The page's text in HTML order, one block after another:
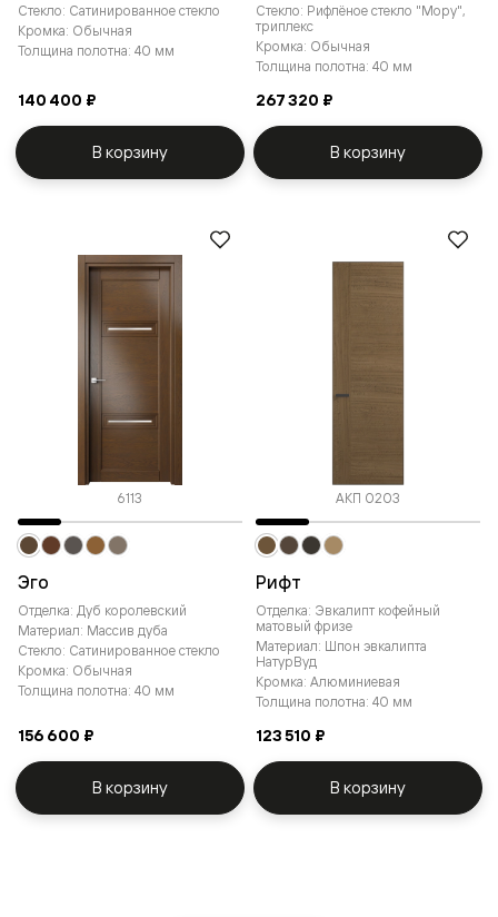
Стекло: Сатинированное стекло
Кромка: Обычная
Толщина полотна: 40 мм
140 400 ₽
В корзину
Стекло: Рифлёное стекло "Мору",
триплекс
Кромка: Обычная
Толщина полотна: 40 мм
267 320 ₽
В корзину
6113
Эго
Отделка: Дуб королевский
Материал: Массив дуба
Стекло: Сатинированное стекло
Кромка: Обычная
Толщина полотна: 40 мм
156 600 ₽
В корзину
АКП 0203
Рифт
Отделка: Эвкалипт кофейный
матовый фризе
Материал: Шпон эвкалипта
НатурВуд
Кромка: Алюминиевая
Толщина полотна: 40 мм
123 510 ₽
В корзину